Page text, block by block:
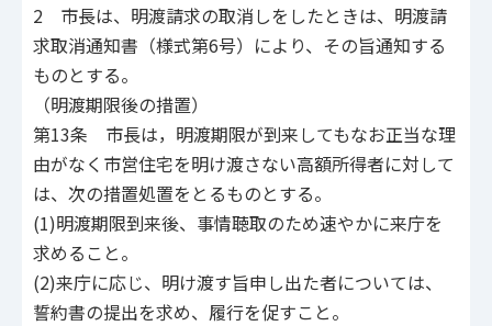
2 市長は、明渡請求の取消しをしたときは、明渡請
求取消通知書（様式第6号）により、その旨通知する
ものとする。
（明渡期限後の措置）
第13条 市長は，明渡期限が到来してもなお正当な理
由がなく市営住宅を明け渡さない高額所得者に対して
は、次の措置処置をとるものとする。
(1)明渡期限到来後、事情聴取のため速やかに来庁を
求めること。
(2)来庁に応じ、明け渡す旨申し出た者については、
誓約書の提出を求め、履行を促すこと。